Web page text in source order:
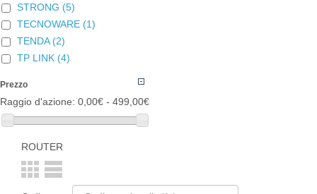
STRONG (5)
TECNOWARE (1)
TENDA (2)
TP LINK (4)
Prezzo
Raggio d'azione: 0,00€ - 499,00€
ROUTER